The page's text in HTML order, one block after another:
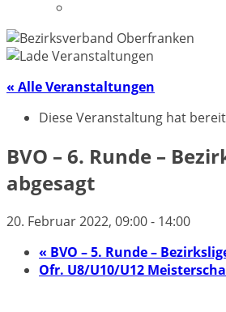
« Alle Veranstaltungen
Diese Veranstaltung hat
BVO – 6. Runde –
abgesagt
20. Februar 2022, 09:00- 14:00
« BVO – 5. Runde –
Ofr. U8/U10/U12